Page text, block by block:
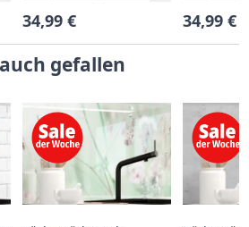
34,99 € 34,99 €
gefallen